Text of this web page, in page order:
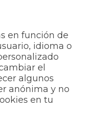
en función de
idioma o
el
algunos
anónima y no
en tu